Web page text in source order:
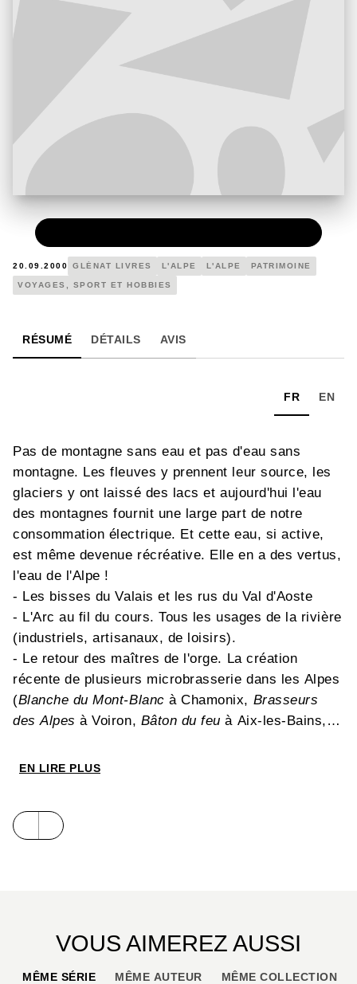
20.09.2000 GLÉNAT LIVRES L'ALPE L'ALPE PATRIMOINE
VOYAGES, SPORT ET HOBBIES
RÉSUMÉ DÉTAILS AVIS
FR EN
Pas de montagne sans eau et pas d'eau sans
montagne. Les fleuves y prennent leur source, les
glaciers y ont laissé des lacs et aujourd'hui l'eau
des montagnes fournit une large part de notre
consommation électrique. Et cette eau, si active,
est même devenue récréative. Elle en a des vertus,
l'eau de l'Alpe !
- Les bisses du Valais et les rus du Val d'Aoste
- L'Arc au fil du cours. Tous les usages de la rivière
(industriels, artisanaux, de loisirs).
- Le retour des maîtres de l'orge. La création
récente de plusieurs microbrasserie dans les Alpes
(Blanche du Mont-Blanc à Chamonix, Brasseurs
des Alpes à Voiron, Bâton du feu à Aix-les-Bains,
fut florissante ?
maritimes (pêche, transport).
- Les conduites forcées.
- Le pergélisol, la glace du sol, est bien plus
présent dans les Alpes que celle des glaciers (entre
EN LIRE PLUS
VOUS AIMEREZ AUSSI
MÊME SÉRIE MÊME AUTEUR MÊME COLLECTION